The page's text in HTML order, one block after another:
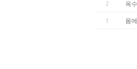
2 옥
1 몸